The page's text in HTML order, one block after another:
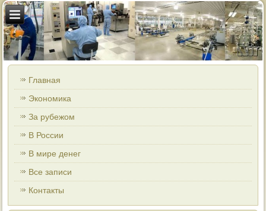
Главная
Экономика
За рубежом
В России
В мире денег
Все записи
Контакты